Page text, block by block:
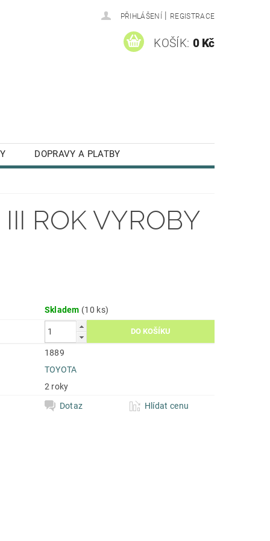
PŘIHLÁŠENÍ | REGISTRACE
KOŠÍK: 0 Kč
DOPRAVY A PLATBY
ROK VYROBY
Skladem (10 ks)
1889
TOYOTA
2 roky
Dotaz Hlídat cenu